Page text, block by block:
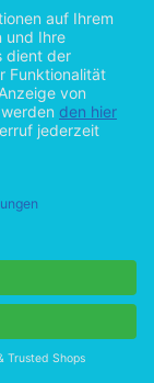
GmbH